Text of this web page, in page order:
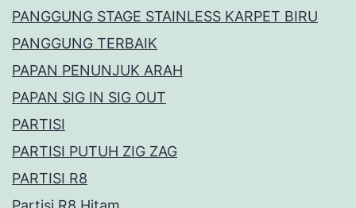
PANGGUNG STAGE STAINLESS KARPET BIRU
PANGGUNG TERBAIK
PAPAN PENUNJUK ARAH
PAPAN SIG IN SIG OUT
PARTISI
PARTISI PUTUH ZIG ZAG
PARTISI R8